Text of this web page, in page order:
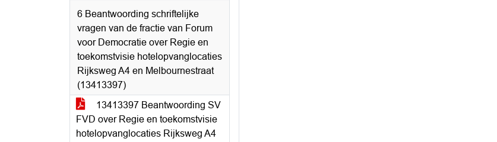
6 Beantwoording schriftelijke
vragen van de fractie van Forum
voor Democratie over Regie en
toekomstvisie hotelopvanglocaties
Rijksweg A4 en Melbournestraat
(13413397)
13413397 Beantwoording SV
FVD over Regie en toekomstvisie
hotelopvanglocaties Rijksweg A4